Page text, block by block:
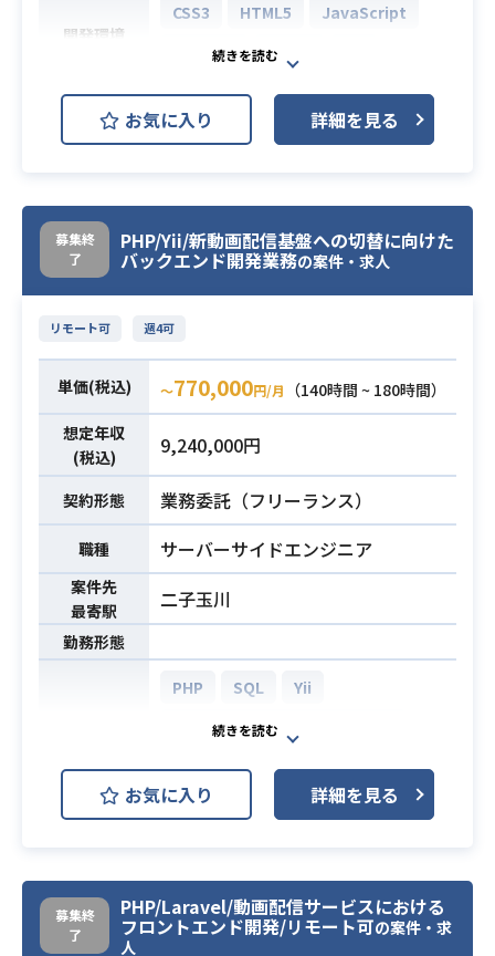
開発環境
CSS3 HTML5
JavaScript
React.js
Vue.js
業務内容
【案件概要】
携帯通信事業参入で国内外から注目
募集。
詳細につきましては、面談時にお話
しいたします。
必須スキル
ロントエンド（React）のどちらか
の経験が2年以上
・DevOpsに精通している方（自動
化やIaC）
・英語が話せる方
お気に入り 詳細を見る
募集終
了
PHP/Yii/新動画配信基盤への切替に向けた
バックエンド開発業務の案件・求人
リモート可 週4可
単価(税込) 〜770,000円/月
（140時間 ~ 180時間）
想定年収
(税込)
9,240,000円
契約形態 業務委託（フリーランス）
職種 サーバーサイドエンジニア
案件先
最寄駅
二子玉川
勤務形態
PHP SQL
Yii
AWS (Amazon Web Services)
GitHub
【案件詳細】
開発既存の配信基盤を、現在開発中
の新規開発基盤へ切り替えるための
開発を行います
お気に入り 詳細を見る
募集終
了
PHP/Laravel/動画配信サービスにおける
フロントエンド開発/リモート可の案件・求
人